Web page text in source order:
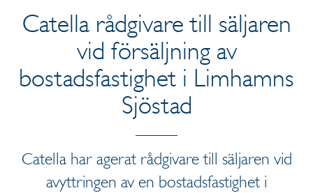
Catella rådgivare till säljaren
vid försäljning av
bostadsfastighet i Limhamns
Sjöstad
Catella har agerat rådgivare till säljaren vid
avyttringen av en bostadsfastighet i